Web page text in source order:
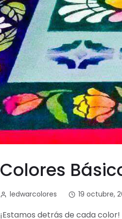
Colores
ledwarcolores 19 octubre,
¡Estamos detrás de cada color!